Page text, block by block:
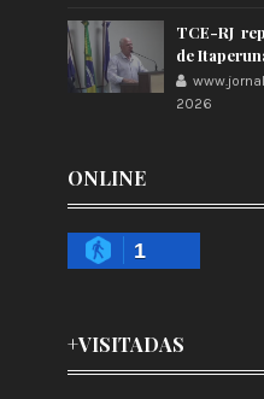
TCE-RJ
de
2026
ONLINE
1
+VISITADAS